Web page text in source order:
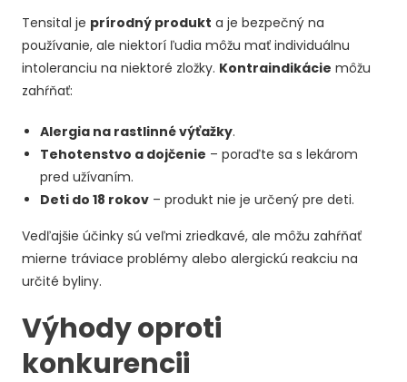
Tensital je prírodný produkt a je bezpečný na
používanie, ale niektorí ľudia môžu mať individuálnu
intoleranciu na niektoré zložky. Kontraindikácie môžu
zahŕňať:
Alergia na rastlinné výťažky.
Tehotenstvo a dojčenie – poraďte sa s lekárom
pred užívaním.
Deti do 18 rokov – produkt nie je určený pre deti.
Vedľajšie účinky sú veľmi zriedkavé, ale môžu zahŕňať
mierne tráviace problémy alebo alergickú reakciu na
určité byliny.
Výhody oproti
konkurencii